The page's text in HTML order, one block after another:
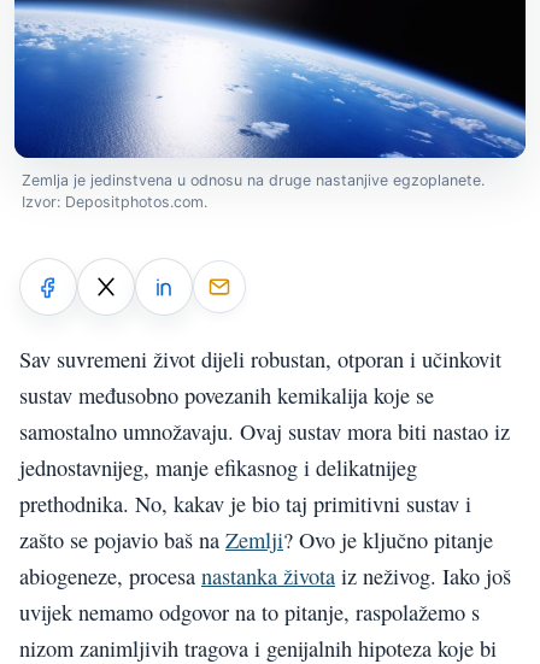
Zemlja je jedinstvena u odnosu na druge nastanjive egzoplanete.
Izvor: Depositphotos.com.
Sav suvremeni život dijeli robustan, otporan i učinkovit
sustav međusobno povezanih kemikalija koje se
samostalno umnožavaju. Ovaj sustav mora biti nastao iz
jednostavnijeg, manje efikasnog i delikatnijeg
prethodnika. No, kakav je bio taj primitivni sustav i
zašto se pojavio baš na Zemlji? Ovo je ključno pitanje
abiogeneze, procesa nastanka života iz neživog. Iako još
uvijek nemamo odgovor na to pitanje, raspolažemo s
nizom zanimljivih tragova i genijalnih hipoteza koje bi